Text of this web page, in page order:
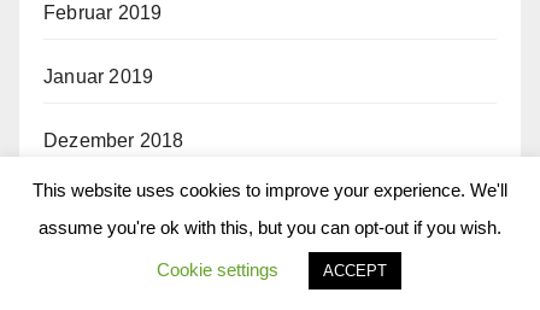
Februar 2019
Januar 2019
Dezember 2018
Oktober 2018
This website uses cookies to improve your experience. We'll
assume you're ok with this, but you can opt-out if you wish.
Cookie settings ACCEPT